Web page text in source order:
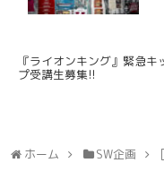
『ライオンキング』緊急キ
プ受講生募集!!
ホーム SW企画